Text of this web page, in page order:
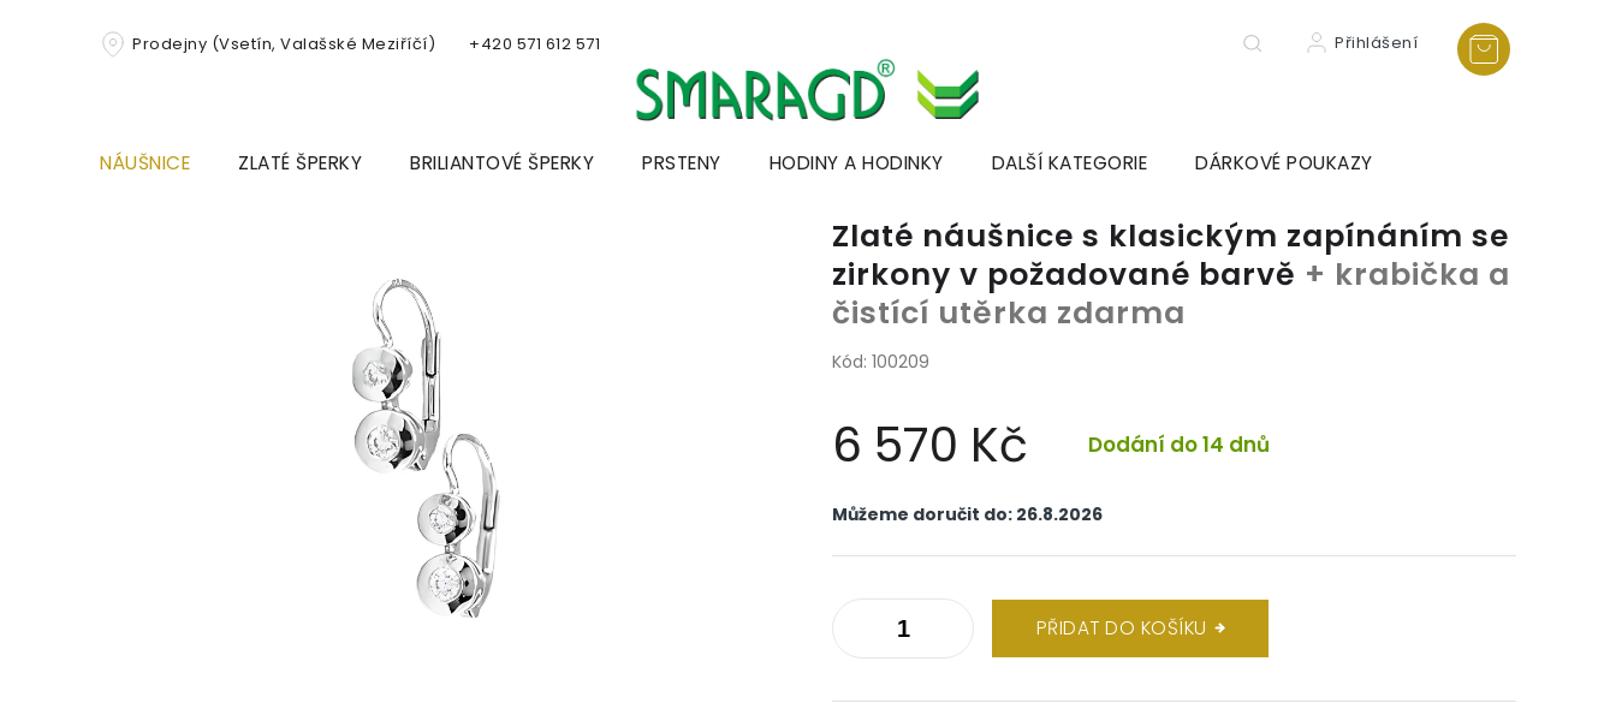
Prodejny (Vsetín, Valašské Meziříčí) +420 571 612 571 Přihlášení
NÁUŠNICE ZLATÉ ŠPERKY BRILIANTOVÉ ŠPERKY PRSTENY HODINY A HODINKY DALŠÍ KATEGORIE DÁRKOVÉ POUKAZY
Zlaté náušnice s klasickým zapínáním se
zirkony v požadované barvě + krabička a
čistící utěrka zdarma
Kód: 100209
6 570 Kč Dodání do 14 dnů
cena:
Můžeme doručit do: 26.8.2026
PŘIDAT DO KOŠÍKU